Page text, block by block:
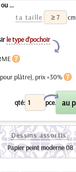
ou ...
ta taille
cm
le type d’pochoir
Y
plâtre), prix +30%
qté: pce.
X
Dessins assortis:
Papier peint moderne 08